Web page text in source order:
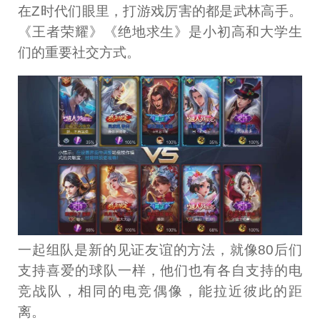
在Z时代们眼里，打游戏厉害的都是武林高手。
《王者荣耀》《绝地求生》是小初高和大学生
们的重要社交方式。
一起组队是新的见证友谊的方法，就像80后们
支持喜爱的球队一样，他们也有各自支持的电
竞战队，相同的电竞偶像，能拉近彼此的距
离。